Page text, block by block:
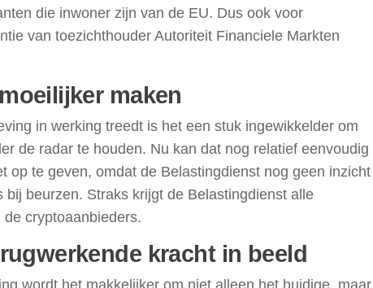
die inwoner zijn van de EU. Dus ook voor
van toezichthouder Autoriteit Financiele Markten
maken
in werking treedt is het een stuk ingewikkelder om
de radar te houden. Nu kan dat nog relatief eenvoudig
op te geven, omdat de Belastingdienst nog geen inzicht
bij beurzen. Straks krijgt de Belastingdienst alle
cryptoaanbieders.
kracht in beeld